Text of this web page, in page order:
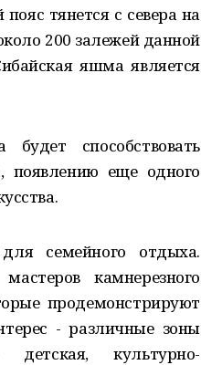
тянется с севера на
200 залежей данной
яшма является
способствовать
появлению еще одного
семейного отдыха.
камнерезного
продемонстрируют
- различные зоны
детская, культурно-